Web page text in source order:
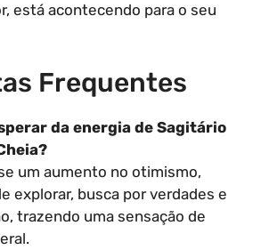
está acontecendo para o seu
Frequentes
da energia de Sagitário
um aumento no otimismo,
explorar, busca por verdades e
trazendo uma sensação de